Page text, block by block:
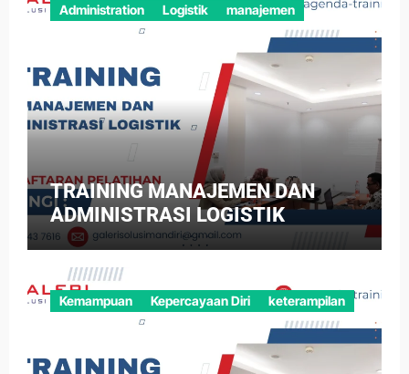
Administration Logistik manajemen
TRAINING MANAJEMEN DAN
ADMINISTRASI LOGISTIK
Kemampuan Kepercayaan Diri keterampilan